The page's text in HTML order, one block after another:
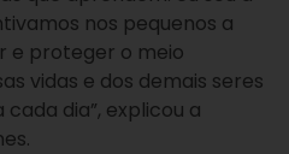
nos pequenos a
e proteger o meio
vidas e dos demais seres
dia”, explicou a